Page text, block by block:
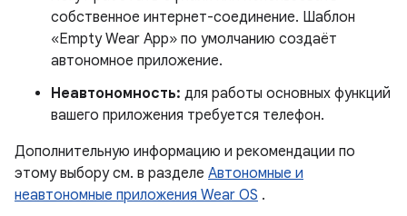
собственное интернет-соединение. Шаблон
«Empty Wear App» по умолчанию создаёт
автономное приложение.
Неавтономность: для работы основных функций
вашего приложения требуется телефон.
Дополнительную информацию и рекомендации по
этому выбору см. в разделе Автономные и
неавтономные приложения Wear OS .